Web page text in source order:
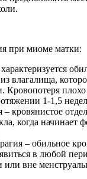
при миоме матки:
влагалища,
Кровопотеря плохо
1-1,5
кровянистое
когда начинает
– обильное
в любой
или вне